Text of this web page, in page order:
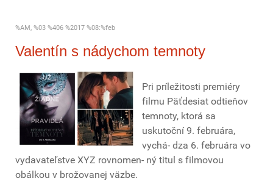
%AM, %03 %406 %2017 %08:%feb
Valentín s nádychom temnoty
Pri príležitosti premiéry
filmu Päťdesiat odtieňov
temnoty, ktorá sa
uskutoční 9. februára,
vychá- dza 6. februára vo
vydavateľstve XYZ rovnomen- ný titul s filmovou
obálkou v brožovanej väzbe.